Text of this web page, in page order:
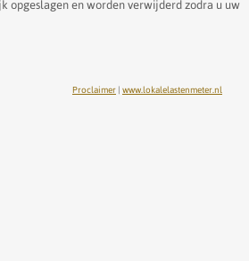
opgeslagen en worden verwijderd zodra u uw
Proclaimer | www.lokalelastenmeter.nl